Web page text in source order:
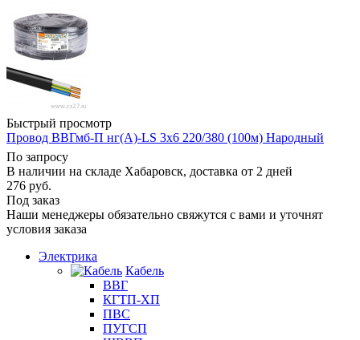
Быстрый просмотр
Провод ВВГмб-П нг(А)-LS 3х6 220/380 (100м) Народный
По запросу
В наличии на складе Хабаровск, доставка от 2 дней
276 руб.
Под заказ
Наши менеджеры обязательно свяжутся с вами и уточнят
условия заказа
Электрика
Кабель
ВВГ
КГТП-ХП
ПВС
ПУГСП